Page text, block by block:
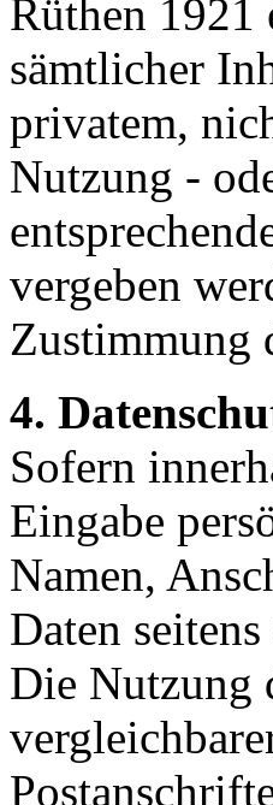
Rüthen 1921
sämtlicher
privatem,
Nutzung -
vergeben
Zustimmung
4.
Sofern
Eingabe
Namen,
Daten
Die Nutzung